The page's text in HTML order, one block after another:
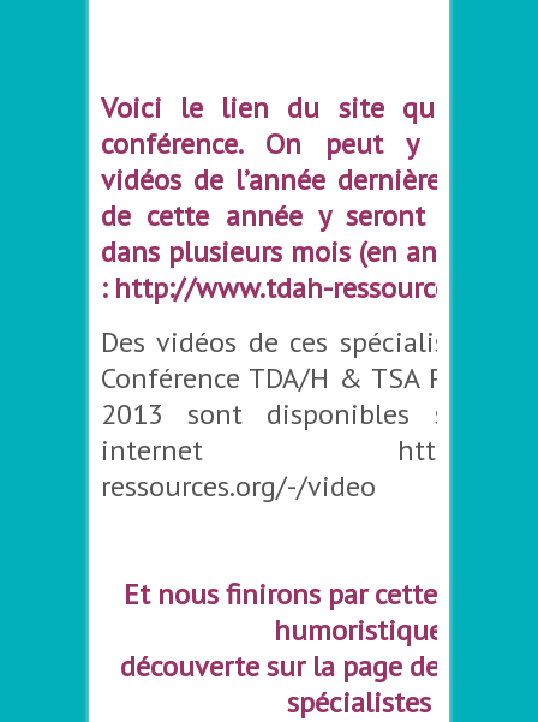
Voici le lien du site qui a
conférence. On peut y
vidéos de l’année dernière et les
de cette année y seront aussi
dans plusieurs mois (en anglais je
: http://www.tdah-ressources.org/
Des vidéos de ces spécialistes
Conférence TDA/H & TSA Paris le
2013 sont disponibles sur
internet http://
ressources.org/-/video
Et nous finirons par cette petite
humoristique
découverte sur la page de nos
spécialistes